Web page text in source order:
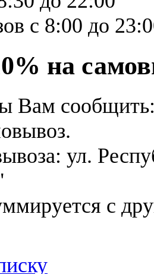
с 8:00 до
на
Вам сообщить:
ул.
с